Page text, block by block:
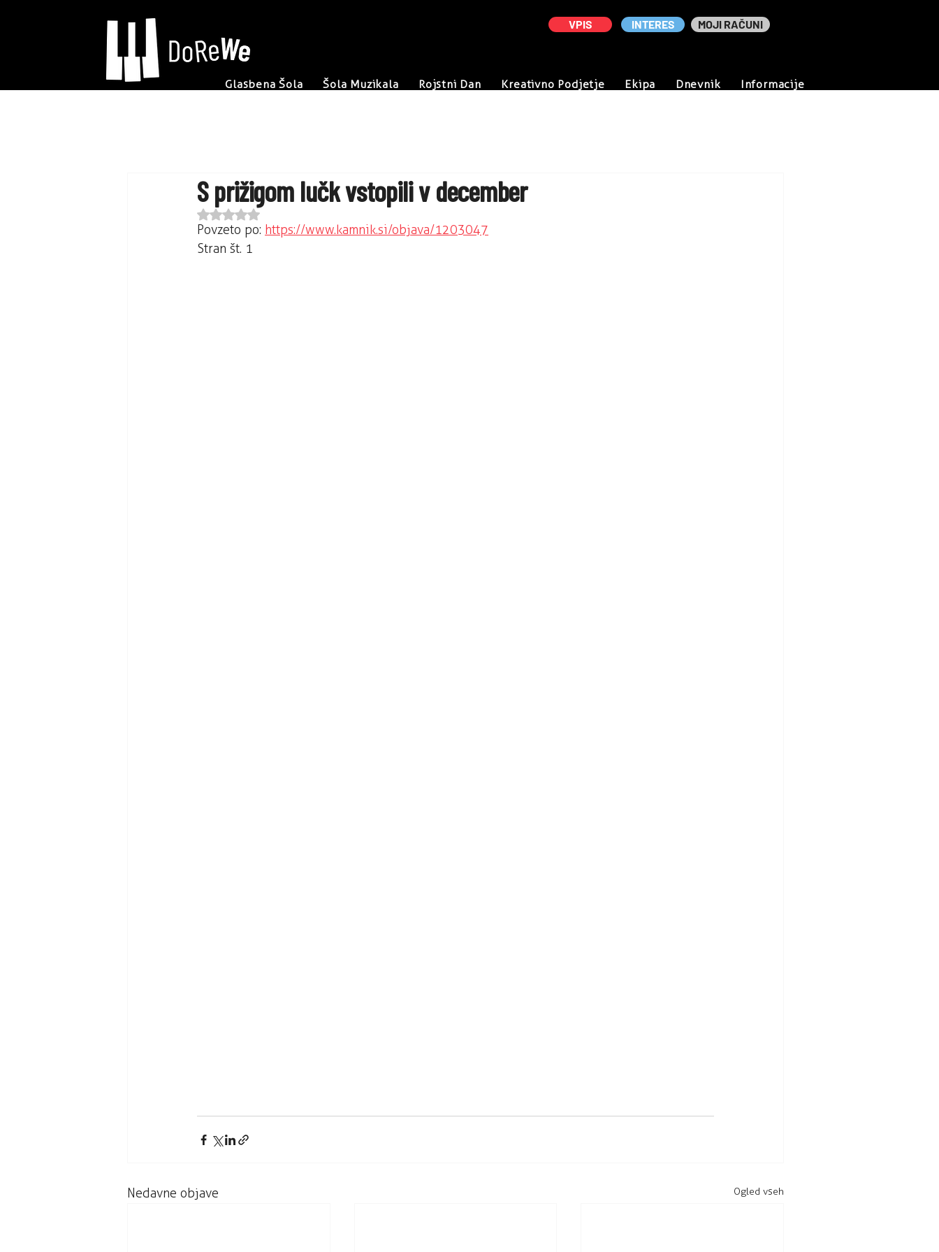
VPIS INTERES MOJI RAČUNI
Glasbena Šola Šola Muzikala Rojstni Dan Kreativno Podjetje Ekipa Dnevnik Informacije
S prižigom lučk vstopili v december
Ocena NaN od 5 zvezdic.
Povzeto po: https://www.kamnik.si/objava/1203047
Stran št. 1
Nedavne objave Ogled vseh